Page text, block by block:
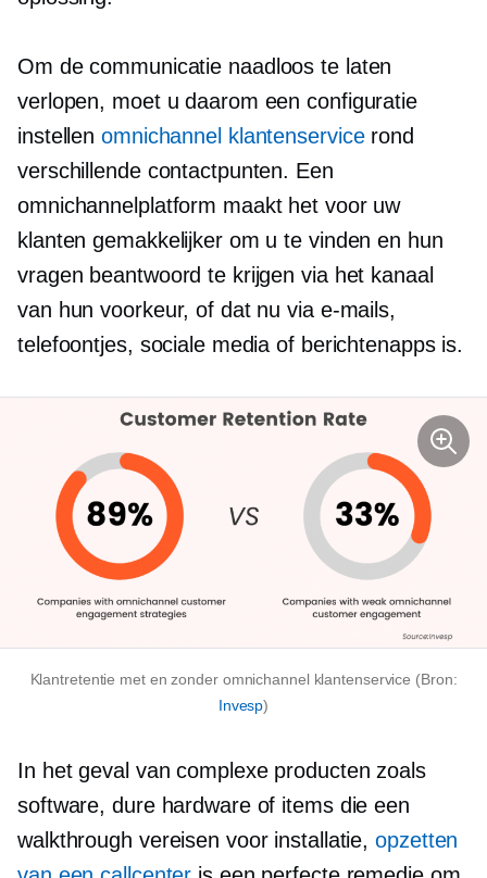
Om de communicatie naadloos te laten
verlopen, moet u daarom een ​​configuratie
instellenomnichannel klantenservicerond
verschillende contactpunten. Een
omnichannelplatform maakt het voor uw
klanten gemakkelijker om u te vinden en hun
vragen beantwoord te krijgen via het kanaal
van hun voorkeur, of dat nu via e-mails,
telefoontjes, sociale media of berichtenapps is.
Klantretentie met en zonder omnichannel klantenservice (Bron:
Invesp)
In het geval van complexe producten zoals
software, dure hardware of items die een
walkthrough vereisen voor installatie,opzetten